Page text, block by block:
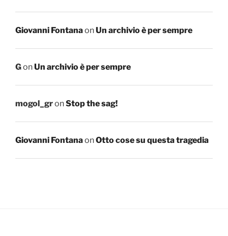
Giovanni FontanaonUn archivio è per sempre
GonUn archivio è per sempre
mogol_gronStop the sag!
Giovanni FontanaonOtto cose su questa tragedia